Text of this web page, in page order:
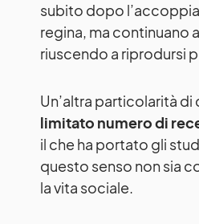
subito dopo
regina, ma continuano
riuscendo a riprodursi
Un’altra particolarità di
limitato numero di
il che ha portato gli
questo senso non sia
la vita sociale.